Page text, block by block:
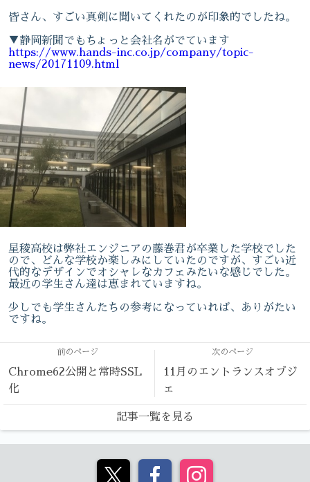
皆さん、すごい真剣に聞いてくれたのが印象的でしたね。
▼静岡新聞でもちょっと会社名がでています
https://www.hands-inc.co.jp/company/topic-
news/20171109.html
星稜高校は弊社エンジニアの藤巻君が卒業した学校でした
ので、どんな学校か楽しみにしていたのですが、すごい近
代的なデザインでオシャレなカフェみたいな感じでした。
最近の学生さん達は恵まれていますね。
少しでも学生さんたちの参考になっていれば、ありがたい
ですね。
前のページ
Chrome62公開と常時SSL
化
次のページ
11月のエントランスオブジ
ェ
記事一覧を見る